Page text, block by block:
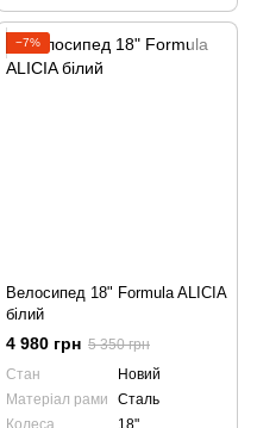
−7%
Велосипед 18" Formula ALICIA
білий
4 980 грн 5 350 грн
Стан
Новий
Матеріал рами
Сталь
Колеса
18"